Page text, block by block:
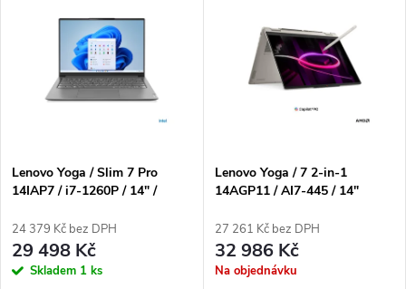
p
r
o
Abecedně
s
p
r
Lenovo Yoga / Slim 7 Pro
14IAP7 / i7-1260P / 14" /
/ Iris Xe / W11H / Gray / 2R
24 379 Kč bez DPH
29 498 Kč
Skladem 1 ks
Lenovo Yoga / 7 2-in-1
14AGP11 / AI7-445 / 14"
1TB / AMD int / W11H /
Seashell / 3R On-Site
27 261 Kč bez DPH
32 986 Kč
Na objednávku